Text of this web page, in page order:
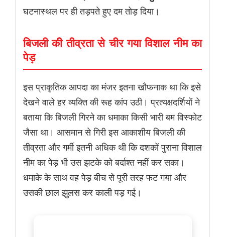
घटनास्थल पर ही तड़पते हुए दम तोड़ दिया।
बिजली की तीव्रता से चीर गया विशाल नीम का
पेड़
इस प्राकृतिक आपदा का मंजर इतना खौफनाक था कि इसे
देखने वाले हर व्यक्ति की रूह कांप उठी। प्रत्यक्षदर्शियों ने
बताया कि बिजली गिरने का धमाका किसी भारी बम विस्फोट
जैसा था। आसमान से गिरी इस आकाशीय बिजली की
तीव्रता और गर्मी इतनी अधिक थी कि दशकों पुराना विशाल
नीम का पेड़ भी उस झटके को बर्दाश्त नहीं कर सका।
धमाके के साथ वह पेड़ बीच से पूरी तरह फट गया और
उसकी छाल झुलस कर काली पड़ गई।